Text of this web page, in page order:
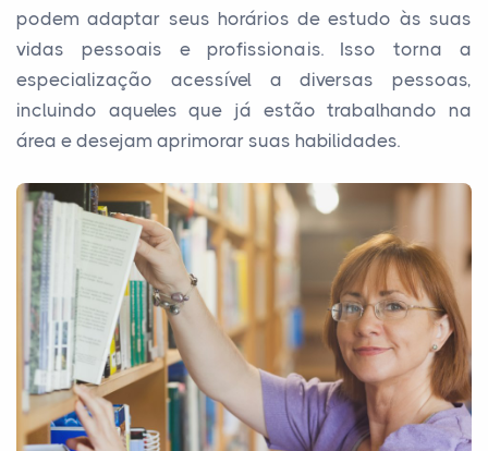
podem adaptar seus horários de estudo às suas
vidas pessoais e profissionais. Isso torna a
especialização acessível a diversas pessoas,
incluindo aqueles que já estão trabalhando na
área e desejam aprimorar suas habilidades.